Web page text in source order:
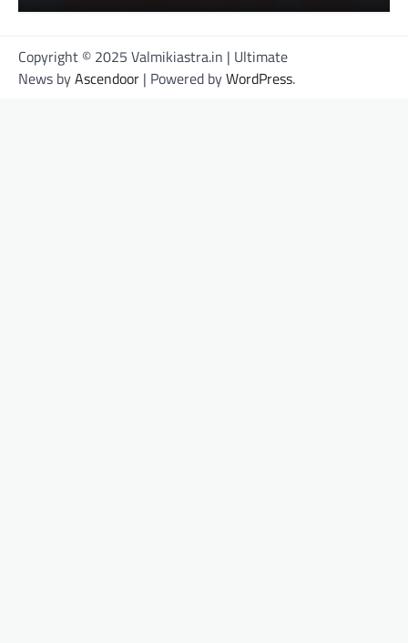
Copyright © 2025 Valmikiastra.in | Ultimate
News byAscendoor | Powered byWordPress.